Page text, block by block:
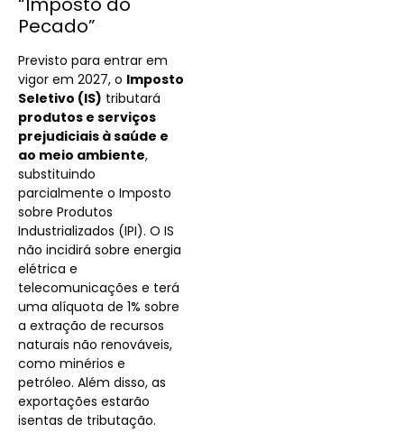
Pecado”
Previsto para entrar em
vigor em 2027, o Imposto
Seletivo (IS) tributará
produtos e serviços
prejudiciais à saúde e
ao meio ambiente,
substituindo
parcialmente o Imposto
sobre Produtos
Industrializados (IPI). O IS
não incidirá sobre energia
elétrica e
telecomunicações e terá
uma alíquota de 1% sobre
a extração de recursos
naturais não renováveis,
como minérios e
petróleo. Além disso, as
exportações estarão
isentas de tributação.